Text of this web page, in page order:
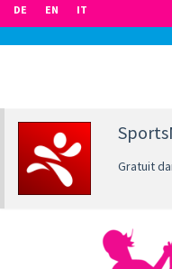
DE EN IT
Gratuit